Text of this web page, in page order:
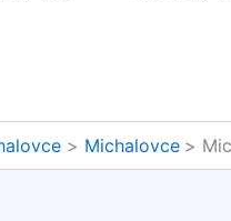
Michalovce